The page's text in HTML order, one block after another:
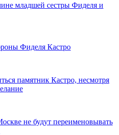
младшей сестры Фиделя и
Фиделя Кастро
памятник Кастро, несмотря
не будут переименовывать